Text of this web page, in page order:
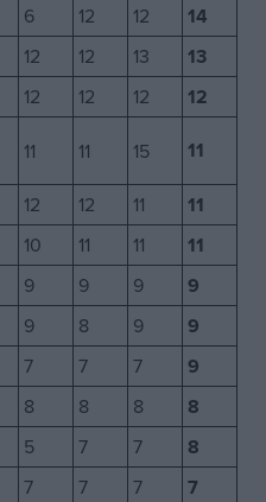
6 12 12 14
12 12 13 13
12 12 12 12
11 11 15 11
12 12 11 11
10 11 11 11
9 9 9 9
9 8 9 9
7 7 7 9
8 8 8 8
5 7 7 8
7 7 7 7